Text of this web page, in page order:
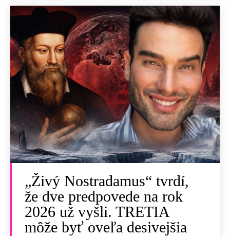
„Živý Nostradamus“ tvrdí,
že dve predpovede na rok
2026 už vyšli. TRETIA
môže byť oveľa desivejšia